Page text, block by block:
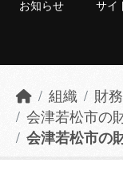
お知らせ サイ
組織
財
会津若松市の
会津若松市の